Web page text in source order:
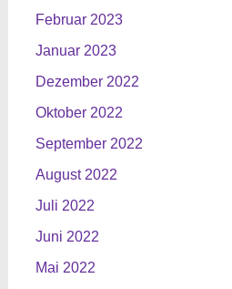
Februar 2023
Januar 2023
Dezember 2022
Oktober 2022
September 2022
August 2022
Juli 2022
Juni 2022
Mai 2022